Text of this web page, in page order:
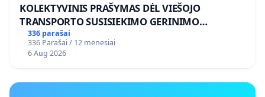
KOLEKTYVINIS PRAŠYMAS DĖL VIEŠOJO
TRANSPORTO SUSISIEKIMO GERINIMO
VOSYLIUKŲ KAIME
336 parašai
336 Parašai / 12 mėnesiai
6 Aug 2026